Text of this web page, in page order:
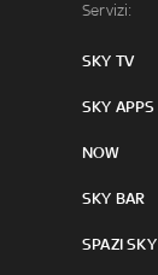
Servizi:
SKY TV
SKY APPS
NOW
SKY BAR
SPAZI SKY